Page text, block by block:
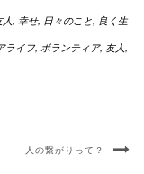
, 幸せ, 日々のこと, 良く生
ライフ, ボランティア, 友人,
人の繋がりって？